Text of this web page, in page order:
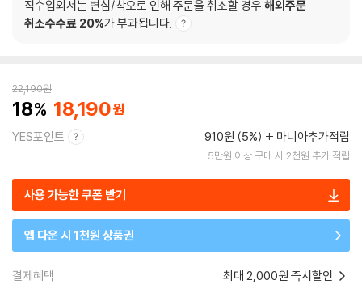
직수입외서는 변심/착오로 인해 주문을 취소할 경우 해외주문
취소수수료 20%가 부과됩니다.
22,190원
18 18,190
YES포인트 910원 (5%) 마니아추가적립
5만원 이상 구매 시 2천원 추가 적립
사용 가능한 쿠폰 받기
앱 다운 시 1천원 상품권
결제혜택 최대 2,000원 즉시할인